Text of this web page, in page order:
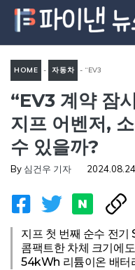
츠
HOME - 자동차 - “EV3
계약 잠시만요!” 출시 임박한
지프 어벤저, 소형 SUV 시장
장악할 수 있을까?
“EV3 계약 잠
지프 어벤저,
수 있을까?
By 심건우 기자
지프 첫 번째 순수 전기
콤팩트한 차체 크기에
54kWh 리튬이온 배터